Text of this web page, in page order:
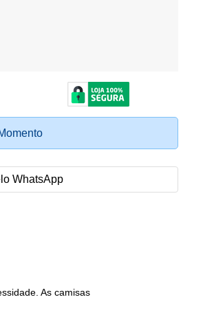
WhatsApp
As camisas